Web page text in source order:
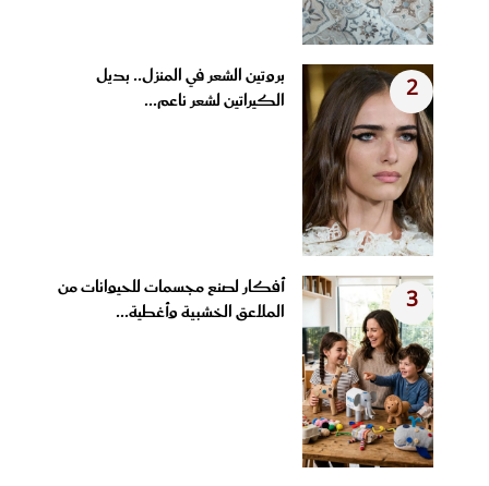
2
بروتين الشعر في المنزل.. بديل
الكيراتين لشعر ناعم...
3
أفكار لصنع مجسمات للحيوانات من
الملاعق الخشبية وأغطية...